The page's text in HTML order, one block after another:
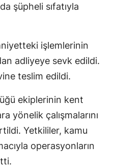
şüpheli sıfatıyla
işlemlerinin
adliyeye sevk edildi.
teslim edildi.
ekiplerinin kent
yönelik çalışmalarını
Yetkililer, kamu
operasyonların